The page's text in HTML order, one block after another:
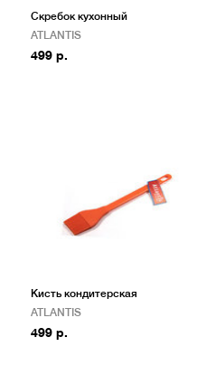
Скребок кухонный
ATLANTIS
499 р.
Кисть кондитерская
ATLANTIS
499 р.